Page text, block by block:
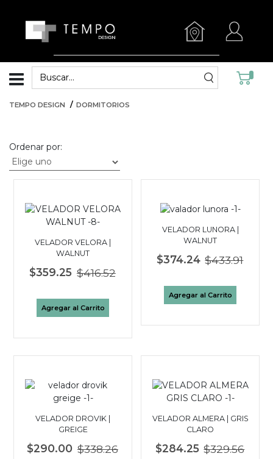
TEMPO DESIGN DORMITORIOS
Ordenar por:
VELADOR VELORA |
WALNUT
$359.25 $416.52
Agregar al Carrito
VELADOR LUNORA |
WALNUT
$374.24 $433.91
Agregar al Carrito
VELADOR DROVIK |
GREIGE
$290.00 $338.26
VELADOR ALMERA | GRIS
CLARO
$284.25 $329.56